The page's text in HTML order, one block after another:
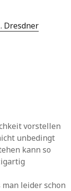
Dresdner
vorstellen
unbedingt
kann so
leider schon